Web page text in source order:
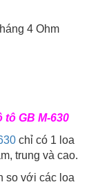
4 Ohm
GB M-630
chỉ có 1 loa
trung và cao.
so với các loa